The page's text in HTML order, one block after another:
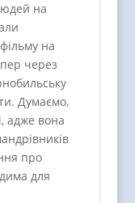
на
на
через
Думаємо,
адже вона
про
для